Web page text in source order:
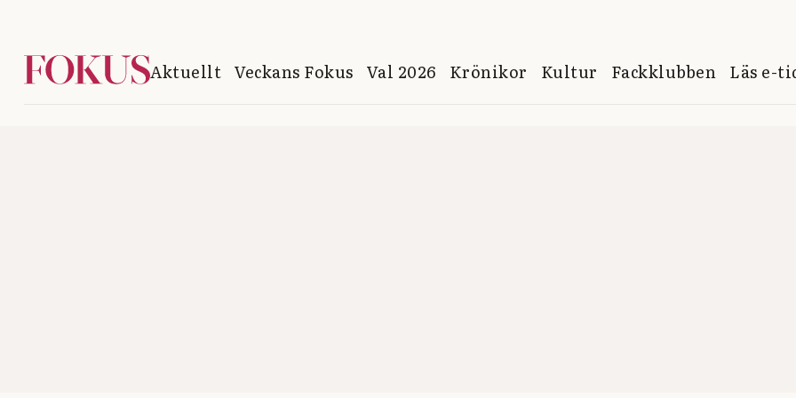
Aktuellt Veckans Fokus Val 2026 Krönikor Kultur Fackklubben Läs e-